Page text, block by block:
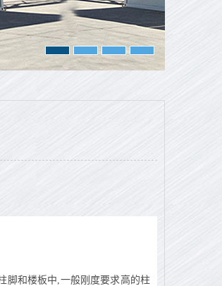
脚和楼板中,一般刚度要求高的柱